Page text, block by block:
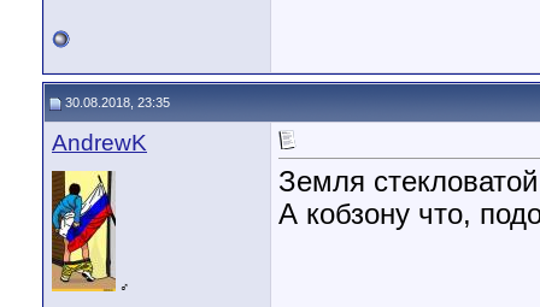
30.08.2018, 23:35
AndrewK
♂
Земля
А кобзону что,